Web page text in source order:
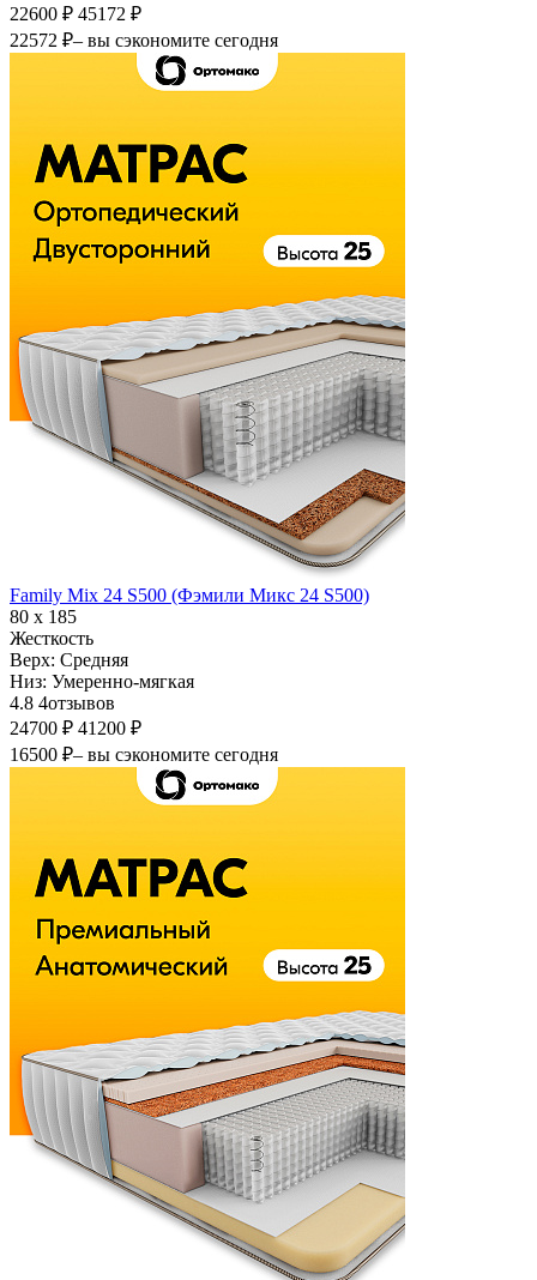
22600 ₽ 45172 ₽
22572 ₽– вы сэкономите сегодня
Family Mix 24 S500 (Фэмили Микс 24 S500)
80 х 185
Жесткость
Верх: Средняя
Низ: Умеренно-мягкая
4.8 4отзывов
24700 ₽ 41200 ₽
16500 ₽– вы сэкономите сегодня